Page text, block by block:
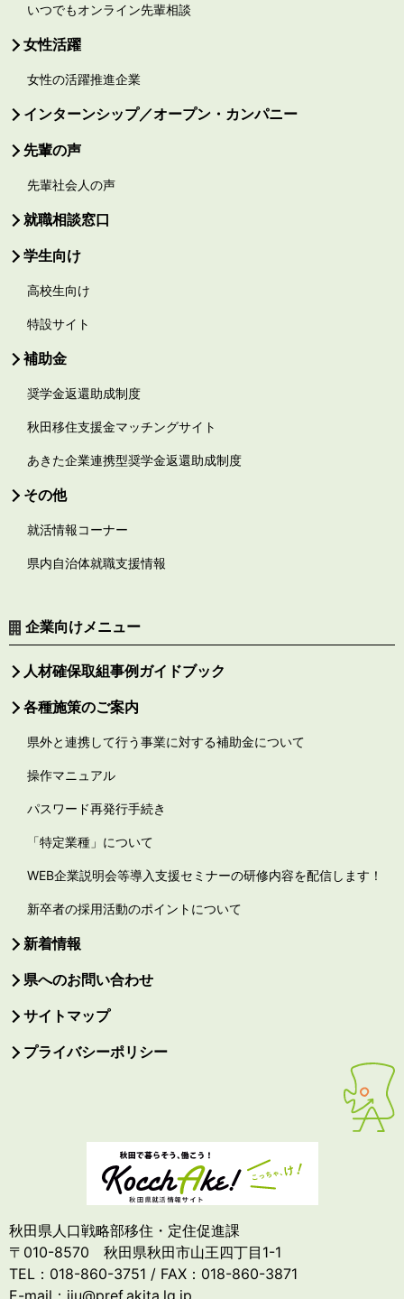
いつでもオンライン先輩相談
女性活躍
女性の活躍推進企業
インターンシップ／オープン・カンパニー
先輩の声
先輩社会人の声
就職相談窓口
学生向け
高校生向け
特設サイト
補助金
奨学金返還助成制度
秋田移住支援金マッチングサイト
あきた企業連携型奨学金返還助成制度
その他
就活情報コーナー
県内自治体就職支援情報
企業向けメニュー
人材確保取組事例ガイドブック
各種施策のご案内
県外と連携して行う事業に対する補助金について
操作マニュアル
パスワード再発行手続き
「特定業種」について
WEB企業説明会等導入支援セミナーの研修内容を配信します！
新卒者の採用活動のポイントについて
新着情報
県へのお問い合わせ
サイトマップ
プライバシーポリシー
秋田県人口戦略部移住・定住促進課
〒010-8570 秋田県秋田市山王四丁目1-1
TEL：018-860-3751 / FAX：018-860-3871
E-mail：iju@pref.akita.lg.jp